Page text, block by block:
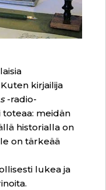
kirjailija
-radio-
toteaa: meidän
historialla on
on tärkeää
lukea ja